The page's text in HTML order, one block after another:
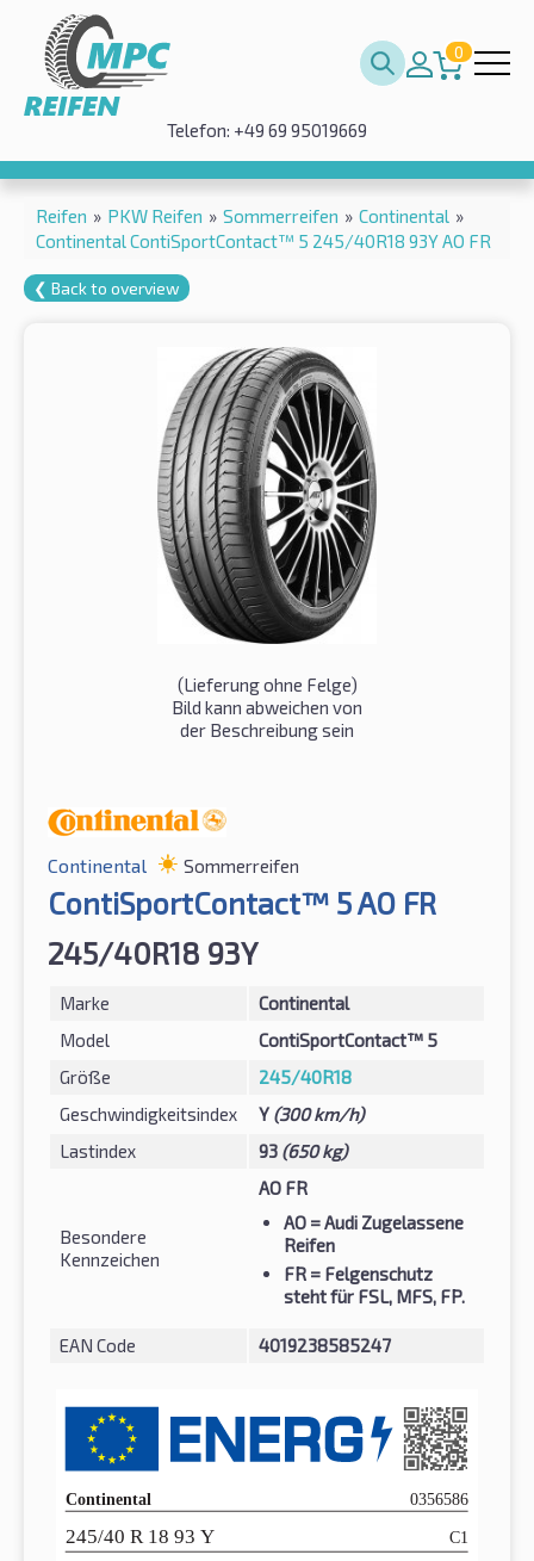
0
Telefon: +49 69 95019669
Reifen » PKW Reifen » Sommerreifen » Continental »
Continental ContiSportContact™ 5 245/40R18 93Y AO FR
❮ Back to overview
(Lieferung ohne Felge)
Bild kann abweichen von
der Beschreibung sein
Continental Sommerreifen
ContiSportContact™ 5 AO FR
245/40R18 93Y
Marke
Continental
Model
ContiSportContact™ 5
Größe
245/40R18
Geschwindigkeitsindex
Y (300 km/h)
Lastindex
93 (650 kg)
Besondere
Kennzeichen
AO FR
AO = Audi Zugelassene
Reifen
FR = Felgenschutz
steht für FSL, MFS, FP.
EAN Code 4019238585247